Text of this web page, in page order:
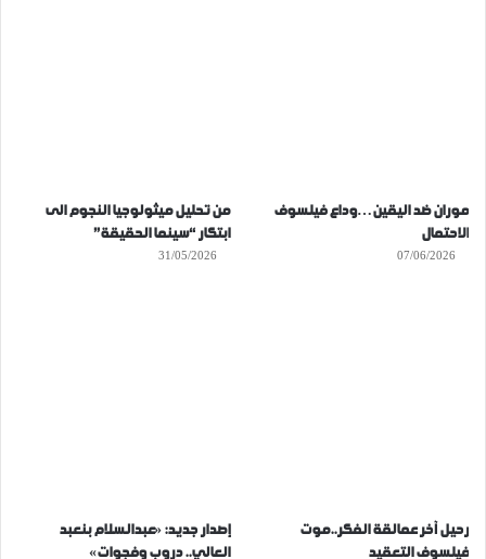
موران ضد اليقين…وداع فيلسوف
الاحتمال
07/06/2026
من تحليل ميثولوجيا النجوم الى
ابتكار “سينما الحقيقة”
31/05/2026
رحيل آخر عمالقة الفكر..موت
فيلسوف التعقيد
إصدار جديد: «عبدالسلام بنعبد
العالي.. دروب وفجوات»